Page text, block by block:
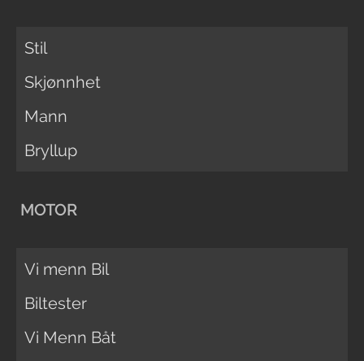
Stil
Skjønnhet
Mann
Bryllup
MOTOR
Vi menn Bil
Biltester
Vi Menn Båt